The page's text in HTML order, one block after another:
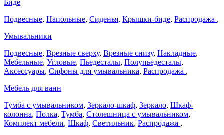
Биде
Подвесные, Напольные, Сиденья, Крышки-биде, Распродажа ,
Умывальники
Подвесные, Врезные сверху, Врезные снизу, Накладные,
Мебельные, Угловые, Пьедесталы, Полупьедесталы,
Аксессуары, Сифоны для умывальника, Распродажа ,
Мебель для ванн
Тумба с умывальником, Зеркало-шкаф, Зеркало, Шкаф-
колонна, Полка, Тумба, Столешница с умывальником,
Комплект мебели, Шкаф, Светильник, Распродажа ,